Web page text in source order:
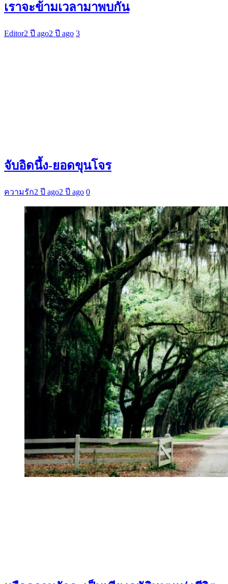
เราจะข้ามเวลามาพบกัน
Editor2 ปี ago2 ปี ago 3
จับอิดนึ้ง-ยอดขุนโจร
ความรัก2 ปี ago2 ปี ago 0